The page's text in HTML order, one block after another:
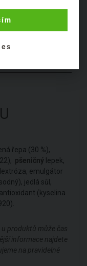
řepa (30 %),
pšeničný lepek,
emulgátor
jedlá sůl,
(kyselina
produktů může čas
informace najdete
na pravidelné